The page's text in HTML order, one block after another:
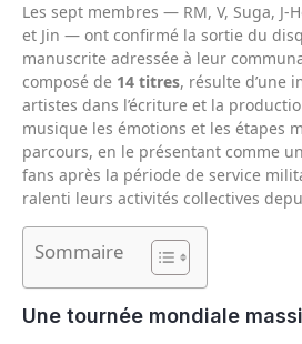
Les sept membres — RM, V, Suga, J-
et Jin — ont confirmé la sortie du
manuscrite adressée à leur
composé de 14 titres, résulte d’une
artistes dans l’écriture et la
musique les émotions et les étapes
parcours, en le présentant comme
fans après la période de service
ralenti leurs activités collectives
Sommaire
Une tournée mondiale